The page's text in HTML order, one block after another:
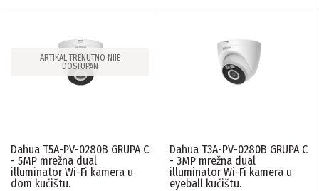
ARTIKAL TRENUTNO NIJE
DOSTUPAN
Dahua T5A-PV-0280B GRUPA C
- 5MP mrežna dual
illuminator Wi-Fi kamera u
dom kućištu.
Dahua T3A-PV-0280B GRUPA C
- 3MP mrežna dual
illuminator Wi-Fi kamera u
eyeball kućištu.